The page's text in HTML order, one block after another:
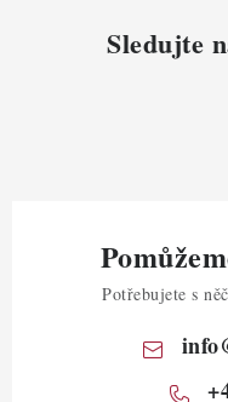
Sledujte
Potřebujete s
info